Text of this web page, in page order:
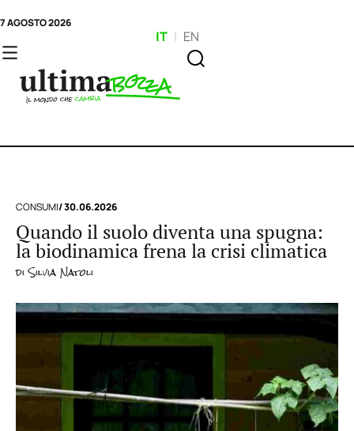
7 AGOSTO 2026
IT | EN
CONSUMI/ 30.06.2026
Quando il suolo diventa una spugna:
la biodinamica frena la crisi climatica
diSilvia Natoli